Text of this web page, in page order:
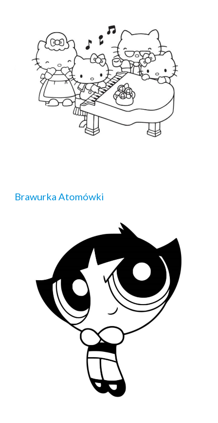
Brawurka Atomówki